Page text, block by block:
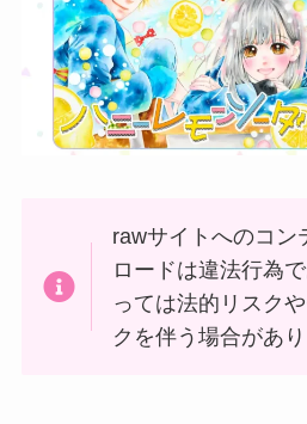
rawサイトへのコン
ロードは違法行為
っては法的リスク
クを伴う場合があり